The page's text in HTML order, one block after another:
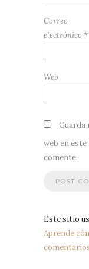
Correo
electrónico *
Web
Guarda
web en
comente.
Este sitio
Aprende